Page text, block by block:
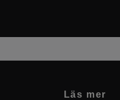
Läs mer